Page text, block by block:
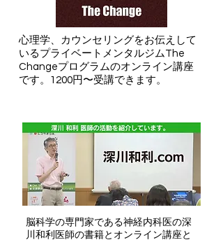
​心理学、カウンセリングをお伝えして
いるプライベートメンタルジムThe
Changeプログラムのオンライン講座
です。1200円〜受講できます。
​脳科学の専門家である神経内科医の深
川和利医師の書籍とオンライン講座と